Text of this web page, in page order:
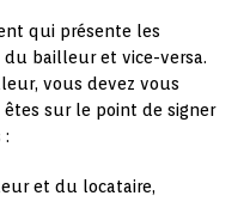
qui présente les
bailleur et vice-versa.
vous devez vous
sur le point de signer
:
et du locataire,